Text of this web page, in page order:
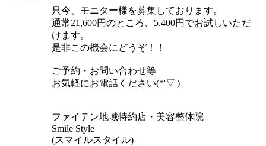
只今、モニター様を募集しております。
通常21,600円のところ、5,400円でお試しいただ
けます。
是非この機会にどうぞ！！
ご予約・お問い合わせ等
お気軽にお電話ください(*'▽')
ファイテン地域特約店・美容整体院
Smile Style
(スマイルスタイル)